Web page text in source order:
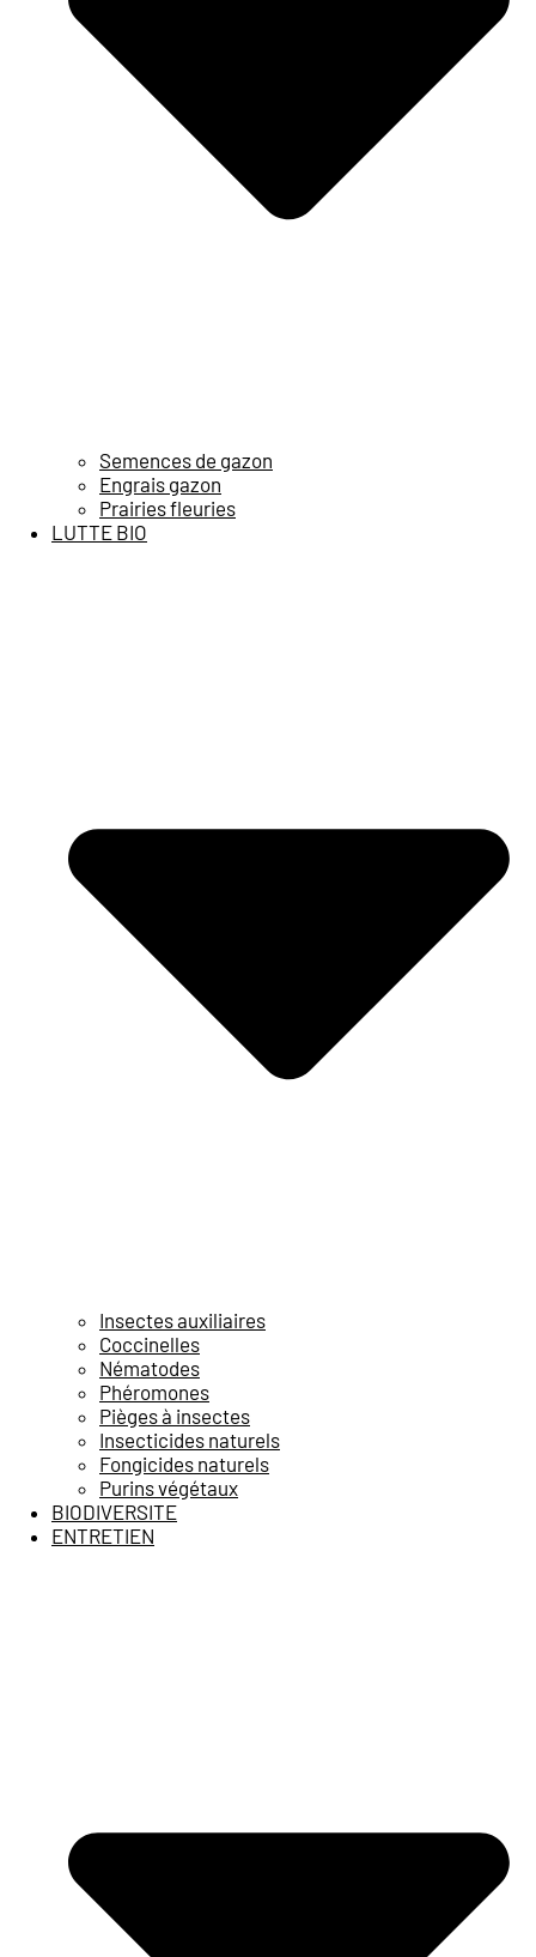
Semences de gazon
Engrais gazon
Prairies fleuries
LUTTE BIO
Insectes auxiliaires
Coccinelles
Nématodes
Phéromones
Pièges à insectes
Insecticides naturels
Fongicides naturels
Purins végétaux
BIODIVERSITE
ENTRETIEN